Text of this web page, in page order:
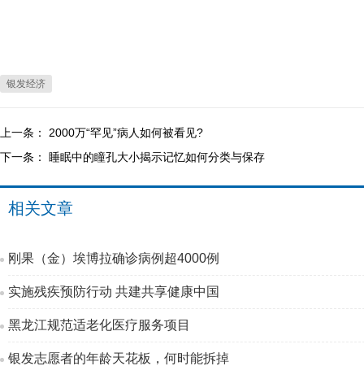
银发经济
上一条： 2000万“罕见”病人如何被看见?
下一条： 睡眠中的瞳孔大小揭示记忆如何分类与保存
相关文章
刚果（金）埃博拉确诊病例超4000例
实施残疾预防行动 共建共享健康中国
黑龙江规范适老化医疗服务项目
银发志愿者的年龄天花板，何时能拆掉